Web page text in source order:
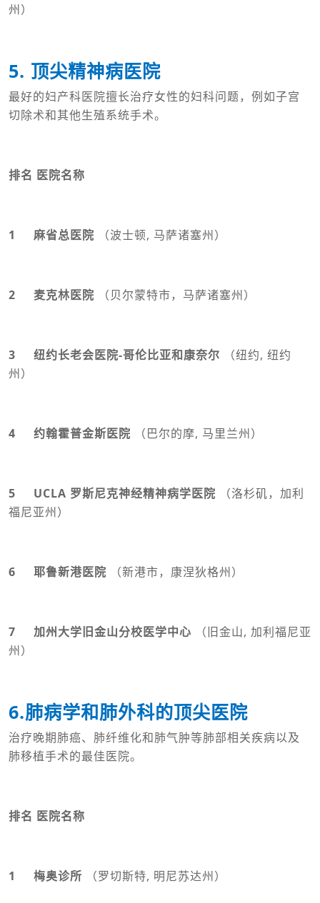
州）
5. 顶尖精神病医院
最好的妇产科医院擅长治疗女性的妇科问题，例如子宫
切除术和其他生殖系统手术。
排名 医院名称
1 麻省总医院 （波士顿, 马萨诸塞州）
2 麦克林医院 （贝尔蒙特市，马萨诸塞州）
3 纽约长老会医院-哥伦比亚和康奈尔 （纽约, 纽约
州）
4 约翰霍普金斯医院 （巴尔的摩, 马里兰州）
5 UCLA 罗斯尼克神经精神病学医院 （洛杉矶，加利
福尼亚州）
6 耶鲁新港医院 （新港市，康涅狄格州）
7 加州大学旧金山分校医学中心 （旧金山, 加利福尼亚
州）
6.肺病学和肺外科的顶尖医院
治疗晚期肺癌、肺纤维化和肺气肿等肺部相关疾病以及
肺移植手术的最佳医院。
排名 医院名称
1 梅奥诊所 （罗切斯特, 明尼苏达州）